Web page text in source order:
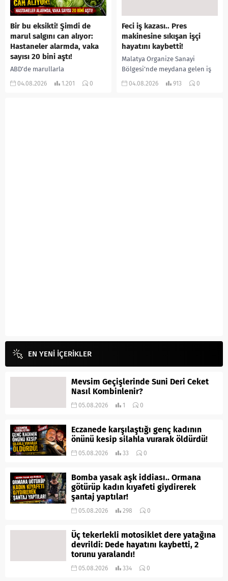
Bir bu eksikti! Şimdi de
marul salgını can alıyor:
Hastaneler alarmda, vaka
sayısı 20 bini aştı!
ABD’de marullarla
ilişkilendirilen siklospora
04.08.2026 1.201 0
Feci iş kazası.. Pres
makinesine sıkışan işçi
hayatını kaybetti!
Malatya Organize Sanayi
Bölgesi’nde meydana gelen iş
kazasında, pres makinesine
04.08.2026 913 0
EN YENİ İÇERİKLER
Mevsim Geçişlerinde Suni Deri Ceket
Nasıl Kombinlenir?
05.08.2026 1 0
Eczanede karşılaştığı genç kadının
önünü kesip silahla vurarak öldürdü!
05.08.2026 33 0
Bomba yasak aşk iddiası.. Ormana
götürüp kadın kıyafeti giydirerek
şantaj yaptılar!
05.08.2026 298 0
Üç tekerlekli motosiklet dere yatağına
devrildi: Dede hayatını kaybetti, 2
torunu yaralandı!
05.08.2026 334 0